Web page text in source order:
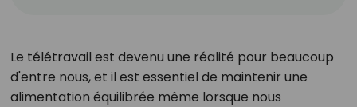
Le télétravail est devenu une réalité pour beaucoup
d'entre nous, et il est essentiel de maintenir une
alimentation équilibrée même lorsque nous